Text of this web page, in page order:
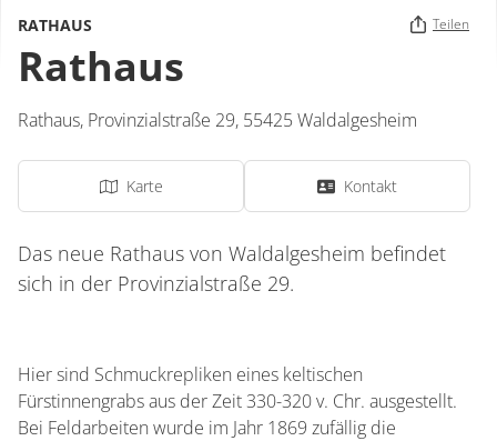
RATHAUS Teilen
Rathaus
Rathaus, Provinzialstraße 29, 55425 Waldalgesheim
Karte Kontakt
Das neue Rathaus von Waldalgesheim befindet
sich in der Provinzialstraße 29.
Hier sind Schmuckrepliken eines keltischen
Fürstinnengrabs aus der Zeit 330-320 v. Chr. ausgestellt.
Bei Feldarbeiten wurde im Jahr 1869 zufällig die